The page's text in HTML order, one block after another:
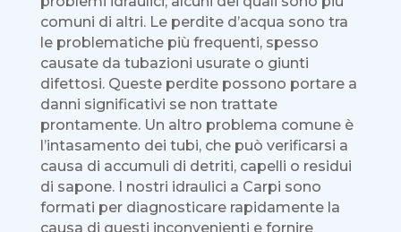
comuni di altri. Le perdite d’acqua sono tra
le problematiche più frequenti, spesso
causate da tubazioni usurate o giunti
difettosi. Queste perdite possono portare a
danni significativi se non trattate
prontamente. Un altro problema comune è
l’intasamento dei tubi, che può verificarsi a
causa di accumuli di detriti, capelli o residui
di sapone. I nostri idraulici a Carpi sono
formati per diagnosticare rapidamente la
causa di questi inconvenienti e fornire